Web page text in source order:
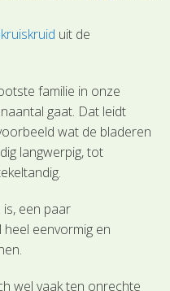
uit de
familie in onze
gaat. Dat leidt
wat de bladeren
langwerpig, tot
een paar
eenvormig en
wel vaak ten onrechte